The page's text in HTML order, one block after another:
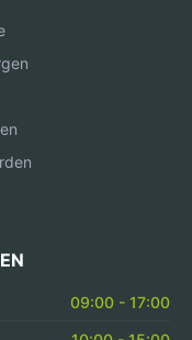
09:00 - 17:00